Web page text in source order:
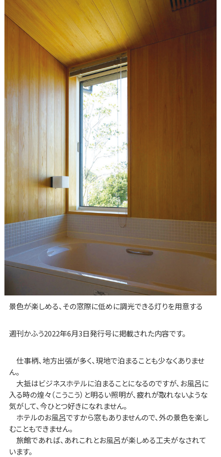
景色が楽しめる、その窓際に低めに調光できる灯りを用意する
週刊かふう2022年6月3日発行号に掲載された内容です。
仕事柄、地方出張が多く、現地で泊まることも少なくありませ
ん。
大抵はビジネスホテルに泊まることになるのですが、お風呂に
入る時の煌々（こうこう）と明るい照明が、疲れが取れないような
気がして、今ひとつ好きになれません。
ホテルのお風呂ですから窓もありませんので、外の景色を楽し
むこともできません。
旅館であれば、あれこれとお風呂が楽しめる工夫がなされて
います。